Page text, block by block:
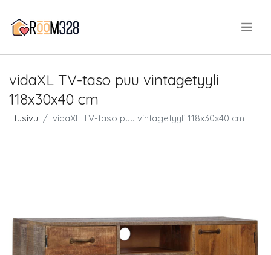
vidaXL TV-taso puu vintagetyyli
118x30x40 cm
Etusivu vidaXL TV-taso puu vintagetyyli 118x30x40 cm